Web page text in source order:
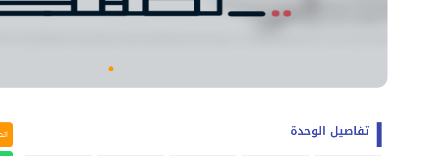
تفاصيل الوحدة